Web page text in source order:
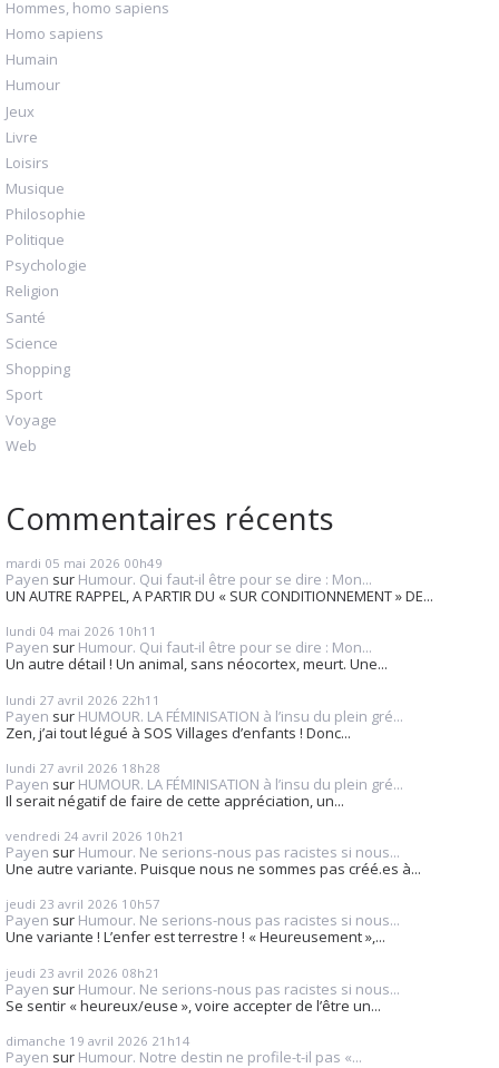
Hommes, homo sapiens
Homo sapiens
Humain
Humour
Jeux
Livre
Loisirs
Musique
Philosophie
Politique
Psychologie
Religion
Santé
Science
Shopping
Sport
Voyage
Web
Commentaires récents
mardi 05 mai 2026 00h49
Payen sur Humour. Qui faut-il être pour se dire : Mon...
UN AUTRE RAPPEL, A PARTIR DU « SUR CONDITIONNEMENT » DE...
lundi 04 mai 2026 10h11
Payen sur Humour. Qui faut-il être pour se dire : Mon...
Un autre détail ! Un animal, sans néocortex, meurt. Une...
lundi 27 avril 2026 22h11
Payen sur HUMOUR. LA FÉMINISATION à l’insu du plein gré...
Zen, j’ai tout légué à SOS Villages d’enfants ! Donc...
lundi 27 avril 2026 18h28
Payen sur HUMOUR. LA FÉMINISATION à l’insu du plein gré...
Il serait négatif de faire de cette appréciation, un...
vendredi 24 avril 2026 10h21
Payen sur Humour. Ne serions-nous pas racistes si nous...
Une autre variante. Puisque nous ne sommes pas créé.es à...
jeudi 23 avril 2026 10h57
Payen sur Humour. Ne serions-nous pas racistes si nous...
Une variante ! L’enfer est terrestre ! « Heureusement »,...
jeudi 23 avril 2026 08h21
Payen sur Humour. Ne serions-nous pas racistes si nous...
Se sentir « heureux/euse », voire accepter de l’être un...
dimanche 19 avril 2026 21h14
Payen sur Humour. Notre destin ne profile-t-il pas «...